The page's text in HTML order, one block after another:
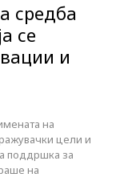
средба
се
и
на
цели и
поддршка за
на